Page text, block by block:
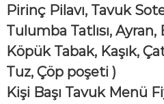
Pirinç Pilavı, Tavuk
Tulumba Tatlısı,
Köpük Tabak, Kaşık,
Tuz, Çöp poşeti )
Kişi Başı Tavuk Menü